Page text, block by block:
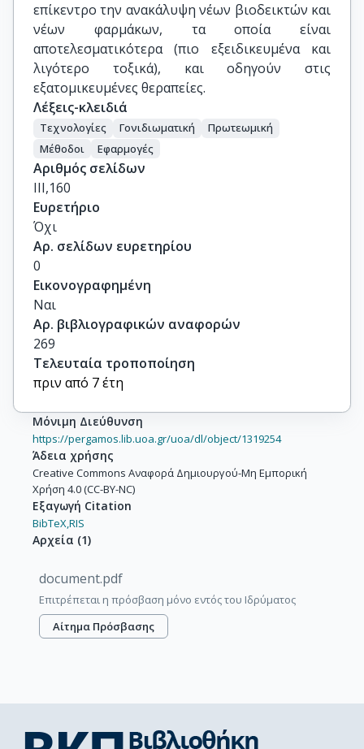
επίκεντρο την ανακάλυψη νέων βιοδεικτών και
νέων φαρμάκων, τα οποία είναι
αποτελεσματικότερα (πιο εξειδικευμένα και
λιγότερο τοξικά), και οδηγούν στις
εξατομικευμένες θεραπείες.
Λέξεις-κλειδιά
Τεχνολογίες Γονιδιωματική
Πρωτεωμική
Μέθοδοι
Εφαρμογές
Αριθμός σελίδων
III,160
Ευρετήριο
Όχι
Αρ. σελίδων ευρετηρίου
0
Εικονογραφημένη
Ναι
Αρ. βιβλιογραφικών αναφορών
269
Τελευταία τροποποίηση
πριν από 7 έτη
Μόνιμη Διεύθυνση
https://pergamos.lib.uoa.gr/uoa/dl/object/1319254
Άδεια χρήσης
Creative Commons Αναφορά Δημιουργού-Μη Εμπορική
Χρήση 4.0 (CC-BY-NC)
Εξαγωγή Citation
BibTeX,RIS
Αρχεία (1)
document.pdf
Επιτρέπεται η πρόσβαση μόνο εντός του Ιδρύματος
Αίτημα Πρόσβασης